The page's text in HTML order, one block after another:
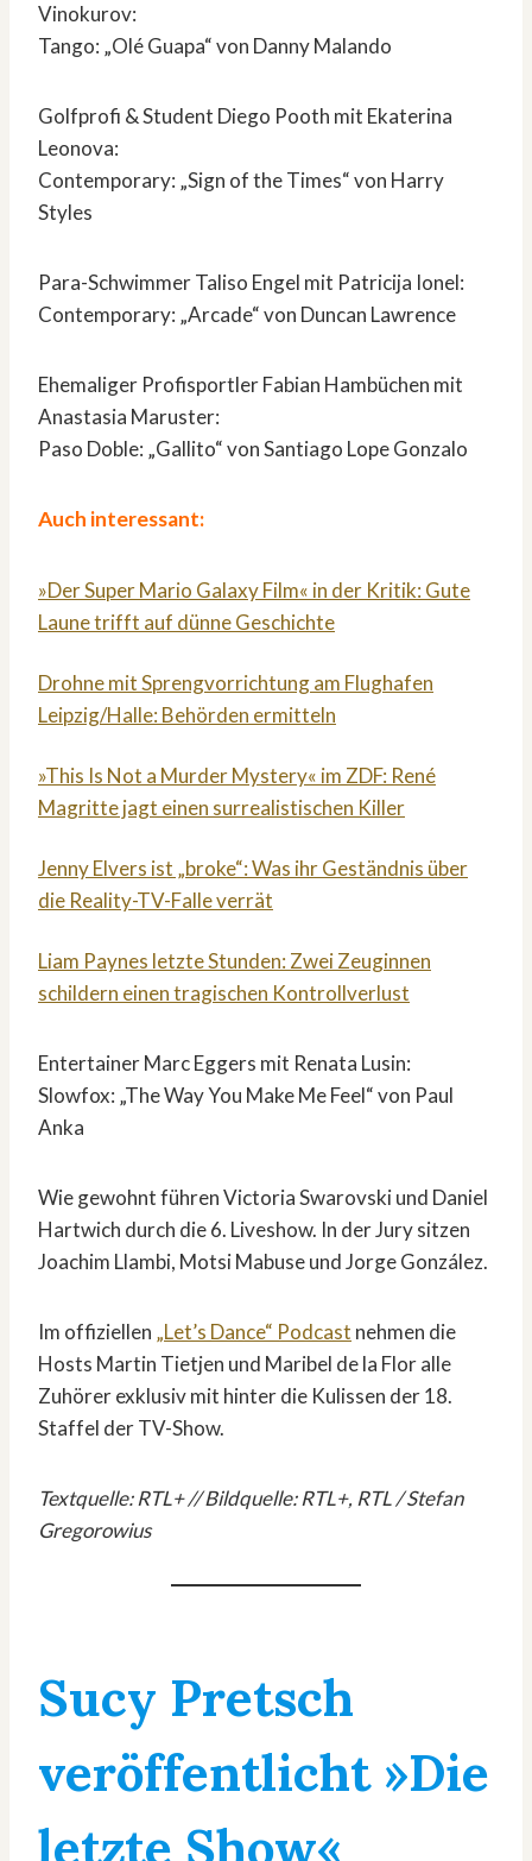
Vinokurov:
Tango: „Olé Guapa“ von Danny Malando
Golfprofi & Student Diego Pooth mit Ekaterina
Leonova:
Contemporary: „Sign of the Times“ von Harry
Styles
Para-Schwimmer Taliso Engel mit Patricija Ionel:
Contemporary: „Arcade“ von Duncan Lawrence
Ehemaliger Profisportler Fabian Hambüchen mit
Anastasia Maruster:
Paso Doble: „Gallito“ von Santiago Lope Gonzalo
Auch interessant:
»Der Super Mario Galaxy Film« in der Kritik: Gute
Laune trifft auf dünne Geschichte
Drohne mit Sprengvorrichtung am Flughafen
Leipzig/Halle: Behörden ermitteln
»This Is Not a Murder Mystery« im ZDF: René
Magritte jagt einen surrealistischen Killer
Jenny Elvers ist „broke“: Was ihr Geständnis über
die Reality-TV-Falle verrät
Liam Paynes letzte Stunden: Zwei Zeuginnen
schildern einen tragischen Kontrollverlust
Entertainer Marc Eggers mit Renata Lusin:
Slowfox: „The Way You Make Me Feel“ von Paul
Anka
Wie gewohnt führen Victoria Swarovski und Daniel
Hartwich durch die 6. Liveshow. In der Jury sitzen
Joachim Llambi, Motsi Mabuse und Jorge González.
Im offiziellen „Let’s Dance“ Podcast nehmen die
Hosts Martin Tietjen und Maribel de la Flor alle
Zuhörer exklusiv mit hinter die Kulissen der 18.
Staffel der TV-Show.
Textquelle: RTL+ // Bildquelle: RTL+, RTL / Stefan
Gregorowius
Sucy Pretsch
veröffentlicht »Die